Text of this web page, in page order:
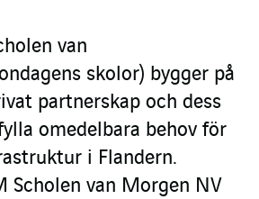
van
skolor) bygger på
partnerskap och dess
omedelbara behov för
i Flandern.
Scholen van Morgen NV